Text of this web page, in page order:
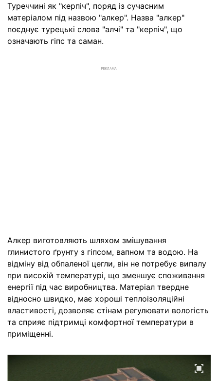
Туреччині як "керпіч", поряд із сучасним
матеріалом під назвою "алкер". Назва "алкер"
поєднує турецькі слова "алчі" та "керпіч", що
означають гіпс та саман.
РЕКЛАМА
Алкер виготовляють шляхом змішування
глинистого ґрунту з гіпсом, вапном та водою. На
відміну від обпаленої цегли, він не потребує випалу
при високій температурі, що зменшує споживання
енергії під час виробництва. Матеріал твердне
відносно швидко, має хороші теплоізоляційні
властивості, дозволяє стінам регулювати вологість
та сприяє підтримці комфортної температури в
приміщенні.